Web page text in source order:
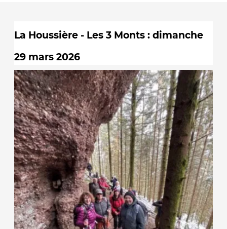
La Houssière - Les 3 Monts : dimanche
29 mars 2026